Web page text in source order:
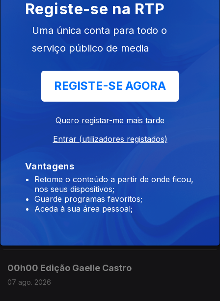
07 ago. 2026
10h00 Edição Germano Campos
09h00 Edição Germano Campos
07h00 Edição Germano Campos
00h00 Edição Gaelle Castro
07 ago. 2026
Registe-se na RTP
Uma única conta para todo o
serviço público de media
REGISTE-SE AGORA
Quero registar-me mais tarde
Entrar (utilizadores registados)
Vantagens
Retome o conteúdo a partir de onde ficou,
nos seus dispositivos;
Guarde programas favoritos;
Aceda à sua área pessoal;